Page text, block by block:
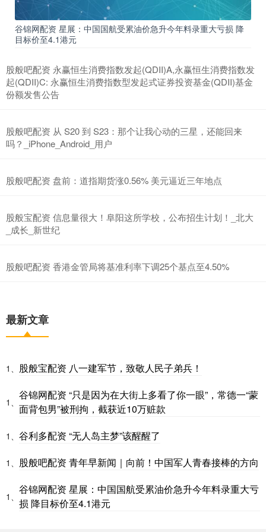
谷锦网配资 星展：中国国航受累油价急升今年料录重大亏损 降
目标价至4.1港元
股般吧配资 永赢恒生消费指数发起(QDII)A,永赢恒生消费指数发
起(QDII)C: 永赢恒生消费指数型发起式证券投资基金(QDII)基金
份额发售公告
股般吧配资 从 S20 到 S23：那个让我心动的三星，还能回来
吗？_iPhone_Android_用户
股般吧配资 盘前：道指期货涨0.56% 美元逼近三年地点
股般宝配资 信息量很大！阜阳这所学校，公布招生计划！_北大
_成长_新世纪
股般吧配资 香港金管局将基准利率下调25个基点至4.50%
最新文章
1、 股般宝配资 八一建军节，致敬人民子弟兵！
1、
谷锦网配资 “只是因为在大街上多看了你一眼”，常德一“蒙
面背包男”被刑拘，截获近10万赃款
1、 谷利多配资 “无人岛主梦”该醒醒了
1、 股般吧配资 青年早新闻｜向前！中国军人青春接棒的方向
1、
谷锦网配资 星展：中国国航受累油价急升今年料录重大亏
损 降目标价至4.1港元